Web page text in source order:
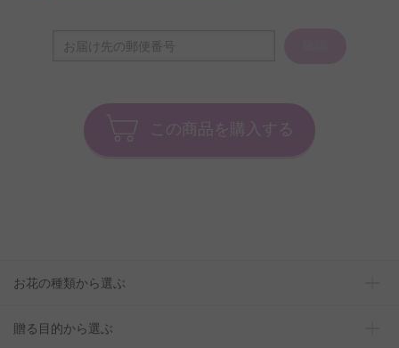
この商品を購入する
お花の種類から選ぶ
贈る目的から選ぶ